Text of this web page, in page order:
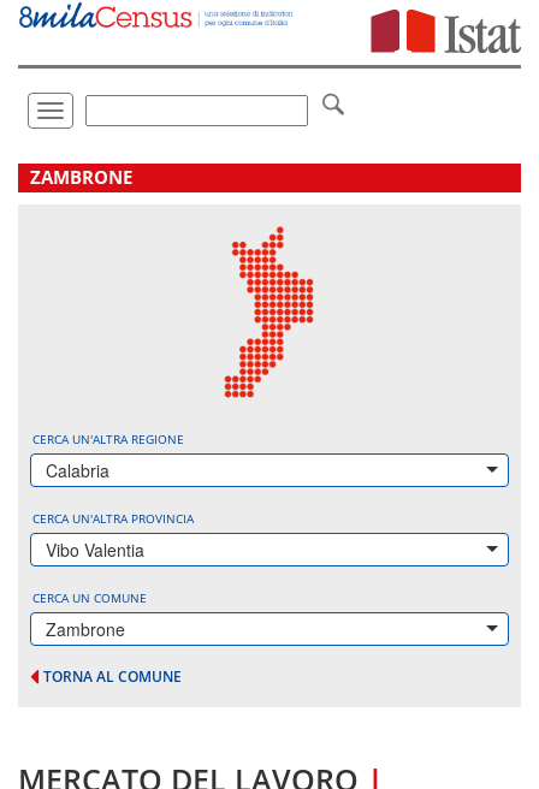
Vai
direttamente
Toggle
navigation
.
ZAMBRONE
CERCA UN'ALTRA REGIONE
Calabria
CERCA UN'ALTRA PROVINCIA
Vibo Valentia
CERCA UN COMUNE
Zambrone
TORNA AL COMUNE
MERCATO DEL LAVORO |